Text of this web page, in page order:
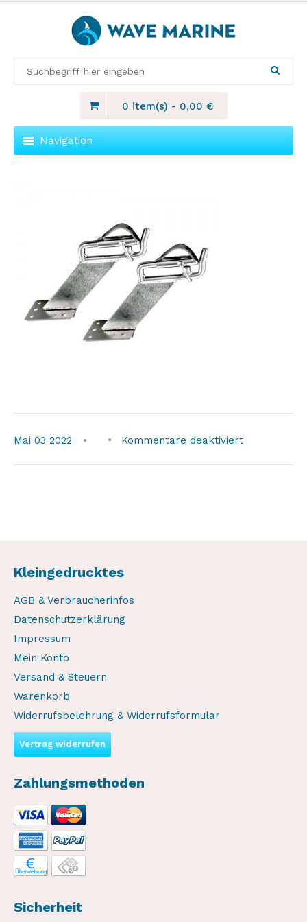
0 item(s) - 0,00 €
Navigation
Mai 03 2022 Kommentare deaktiviertfür
Kleingedrucktes
AGB & Verbraucherinfos
Datenschutzerklärung
Impressum
Mein Konto
Versand & Steuern
Warenkorb
Widerrufsbelehrung & Widerrufsformular
Vertrag widerrufen
Zahlungsmethoden
Sicherheit